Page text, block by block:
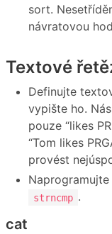
sort.
návratovou
Textové
Definujte
vypište ho.
pouze “likes
“Tom likes
provést
strncmp .
cat